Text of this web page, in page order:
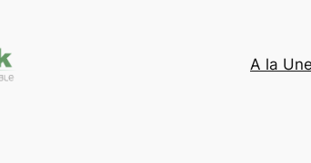
A la Une